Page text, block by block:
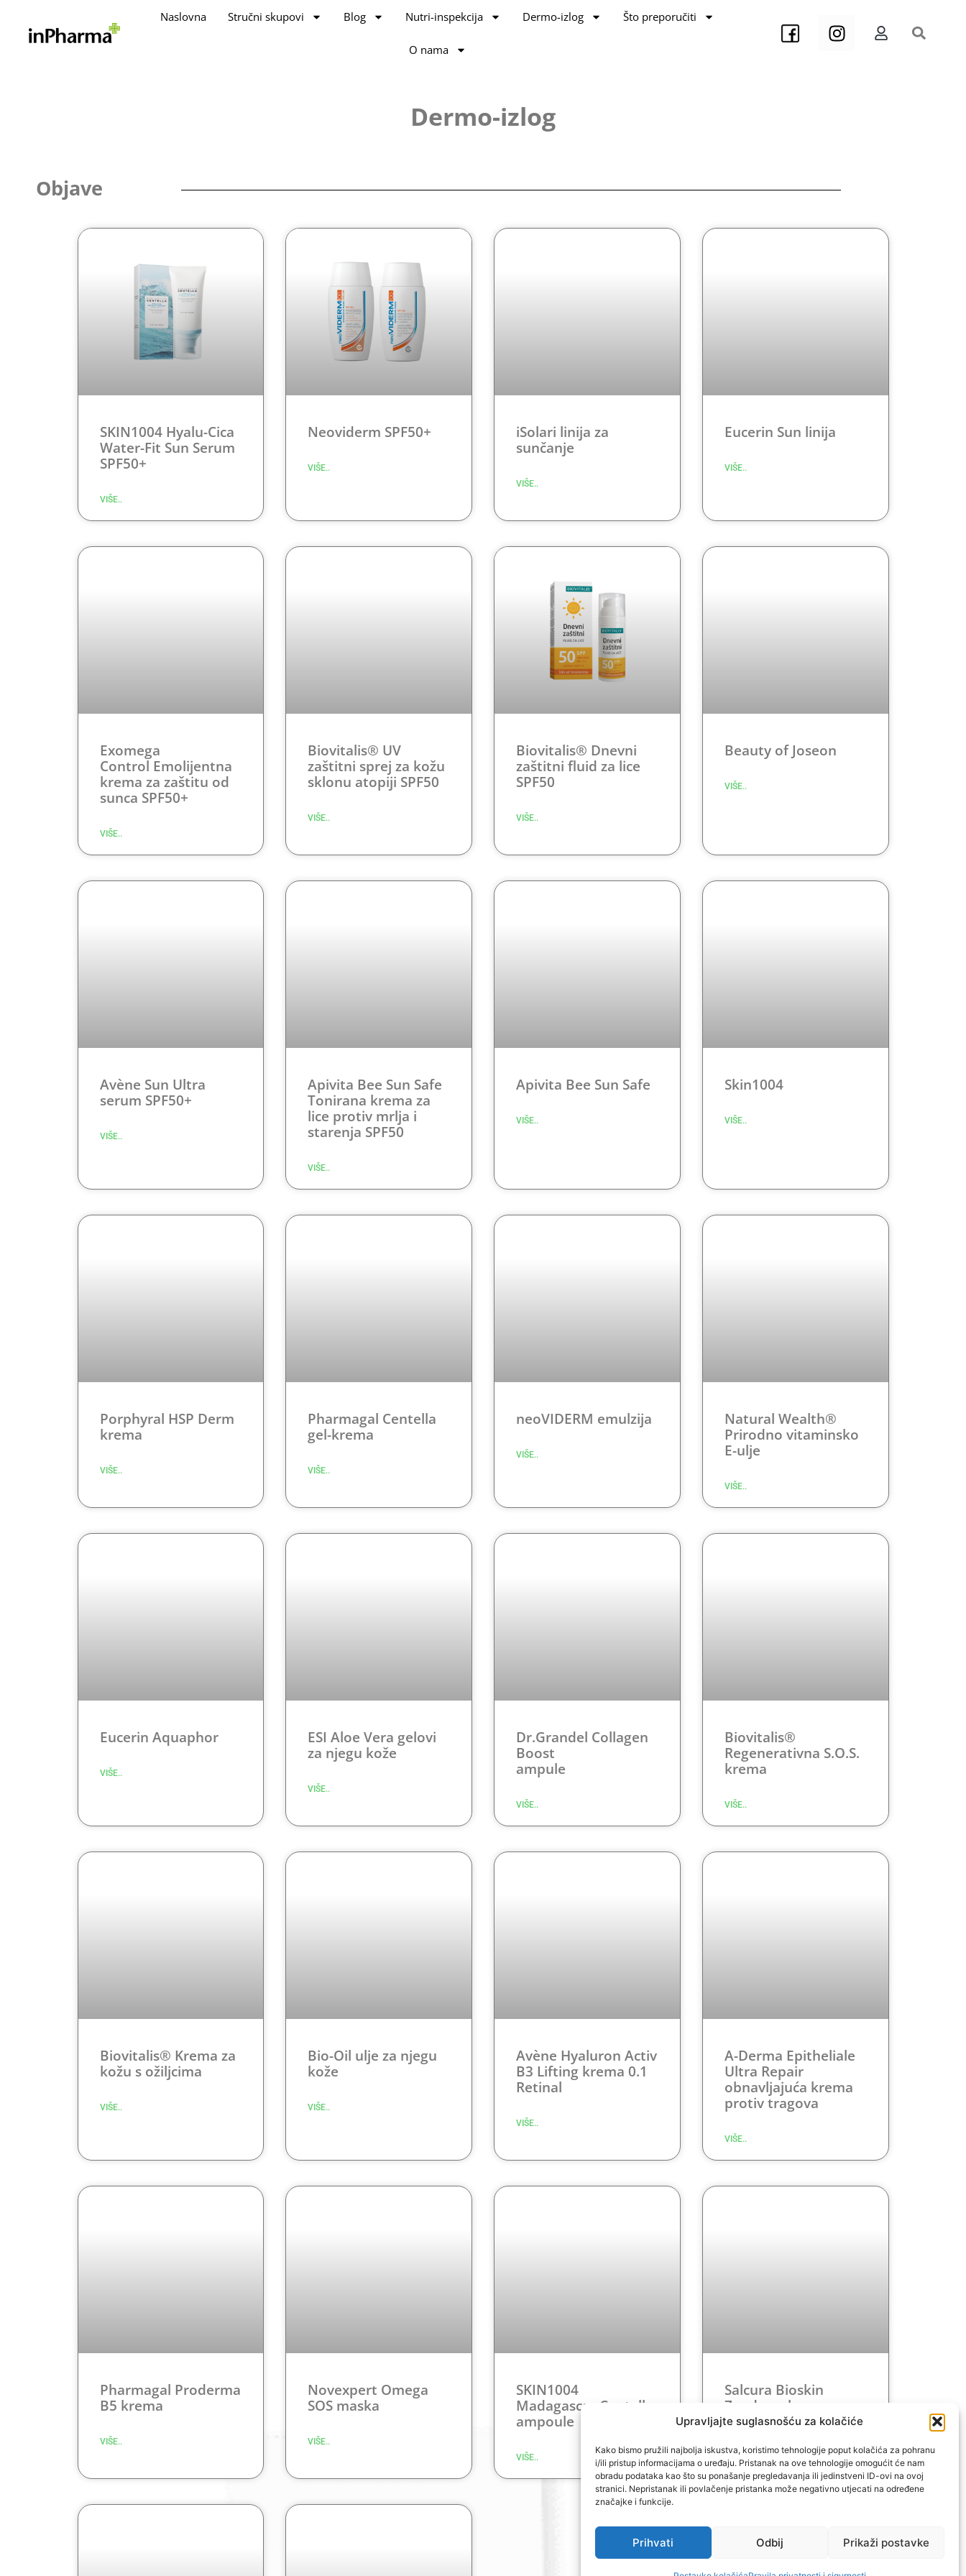
Upravljajte suglasnošću za kolačiće
Kako bismo pružili najbolja iskustva, koristimo tehnologije poput kolačića za pohranu
i/ili pristup informacijama o uređaju. Pristanak na ove tehnologije omogućit će nam
obradu podataka kao što su ponašanje pregledavanja ili jedinstveni ID-ovi na ovoj
stranici. Nepristanak ili povlačenje pristanka može negativno utjecati na određene
značajke i funkcije.
Prihvati Odbij Prikaži postavke
Naslovna Stručni skupovi Blog Nutri-inspekcija Dermo-izlog Što preporučiti
O nama
Dermo-izlog
Objave
SKIN1004 Hyalu-Cica
Water-Fit Sun Serum
SPF50+
VIŠE..
Neoviderm SPF50+
VIŠE..
iSolari linija za
sunčanje
VIŠE..
Eucerin Sun linija
VIŠE..
Exomega
Control Emolijentna
krema za zaštitu od
sunca SPF50+
VIŠE..
Biovitalis® UV
zaštitni sprej za kožu
sklonu atopiji SPF50
VIŠE..
Biovitalis® Dnevni
zaštitni fluid za lice
SPF50
VIŠE..
Beauty of Joseon
VIŠE..
Avène Sun Ultra
serum SPF50+
VIŠE..
Apivita Bee Sun Safe
Tonirana krema za
lice protiv mrlja i
starenja SPF50
VIŠE..
Apivita Bee Sun Safe
VIŠE..
Skin1004
VIŠE..
Porphyral HSP Derm
krema
VIŠE..
Pharmagal Centella
gel-krema
VIŠE..
neoVIDERM emulzija
VIŠE..
Natural Wealth®
Prirodno vitaminsko
E-ulje
VIŠE..
Eucerin Aquaphor
VIŠE..
ESI Aloe Vera gelovi
za njegu kože
VIŠE..
Dr.Grandel Collagen
Boost
ampule
VIŠE..
Biovitalis®
Regenerativna S.O.S.
krema
VIŠE..
Biovitalis® Krema za
kožu s ožiljcima
VIŠE..
Bio-Oil ulje za njegu
kože
VIŠE..
Avène Hyaluron Activ
B3 Lifting krema 0.1
Retinal
VIŠE..
A-Derma Epitheliale
Ultra Repair
obnavljajuća krema
protiv tragova
VIŠE..
Pharmagal Proderma
B5 krema
VIŠE..
Novexpert Omega
SOS maska
VIŠE..
SKIN1004
Madagascar Centella
ampoule
VIŠE..
Salcura Bioskin
Zeoderm krema